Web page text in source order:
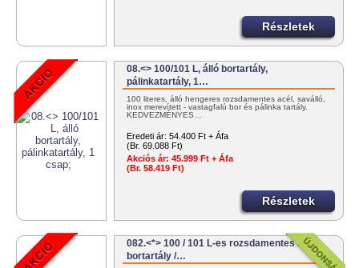
Részletek
08.<> 100/101 L, álló bortartály,
pálinkatartály, 1…
100 literes, álló hengeres rozsdamentes acél, saválló,
inox merevített - vastagfalú bor és pálinka tartály.
KEDVEZMÉNYES…
Eredeti ár: 54.400 Ft + Áfa
(Br. 69.088 Ft)
Akciós ár: 45.999 Ft + Áfa
(Br. 58.419 Ft)
Részletek
082.<*> 100 / 101 L-es rozsdamentes acél
bortartály /…